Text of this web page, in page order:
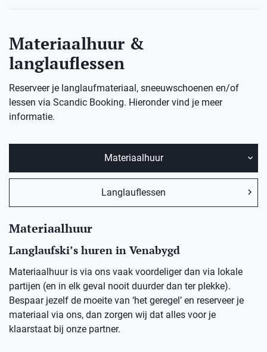
Materiaalhuur &
langlauflessen
Reserveer je langlaufmateriaal, sneeuwschoenen en/of
lessen via Scandic Booking. Hieronder vind je meer
informatie.
Materiaalhuur
Langlauflessen
Materiaalhuur
Langlaufski’s huren in Venabygd
Materiaalhuur is via ons vaak voordeliger dan via lokale
partijen (en in elk geval nooit duurder dan ter plekke).
Bespaar jezelf de moeite van ‘het geregel’ en reserveer je
materiaal via ons, dan zorgen wij dat alles voor je
klaarstaat bij onze partner.